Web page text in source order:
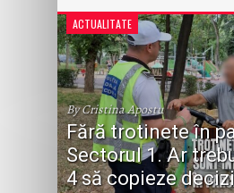
ACTUALITATE
By Cristina Apostu
Fără trotinete în
Sectorul 1. Ar
4 să copieze